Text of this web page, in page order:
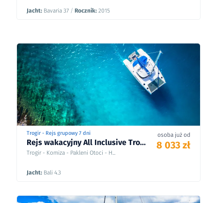
Jacht: Bavaria 37 / Rocznik: 2015
Trogir - Rejs grupowy 7 dni
Rejs wakacyjny All Inclusive Tro...
Trogir - Komiza - Pakleni Otoci - H...
Jacht: Bali 4.3
osoba już od
8 033 zł